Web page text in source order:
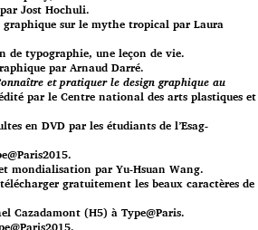
Jost Hochuli.
sur le mythe tropical par Laura
de typographie, une leçon de vie.
par Arnaud Darré.
et pratiquer le design graphique au
par le Centre national des arts plastiques et
en DVD par les étudiants de l’Esag-
mondialisation par Yu-Hsuan Wang.
gratuitement les beaux caractères de
Cazadamont (H5) à Type@Paris.